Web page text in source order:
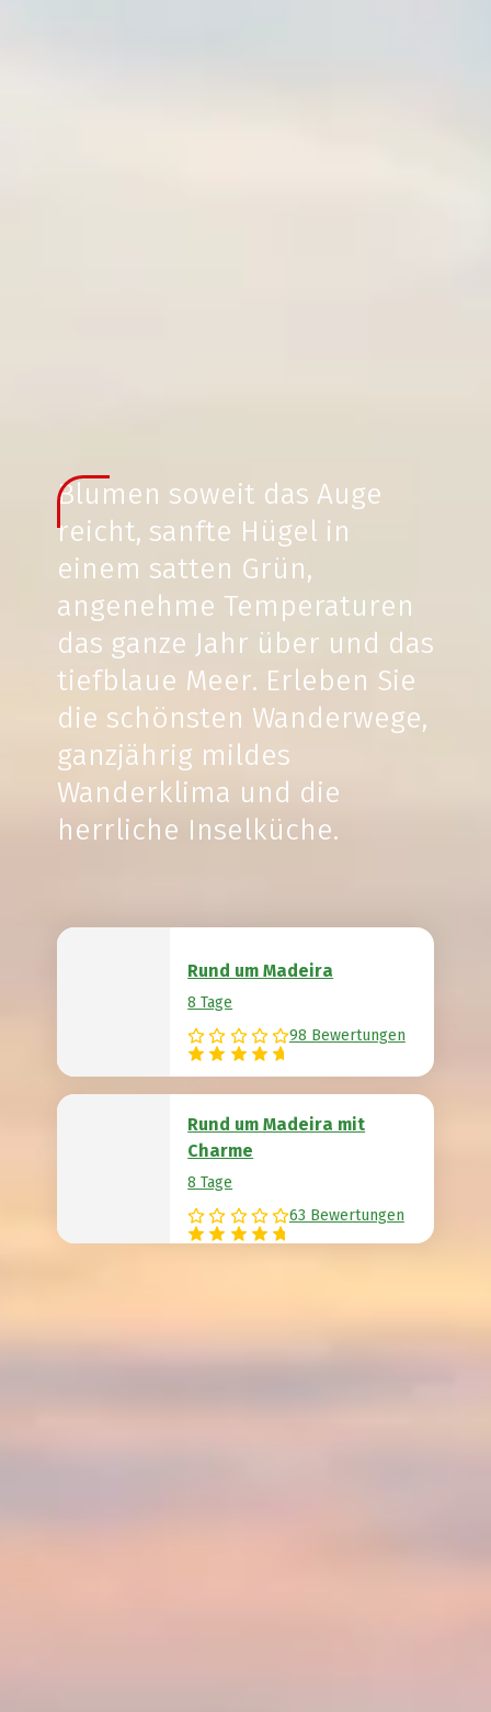
Blumen soweit das Auge
reicht, sanfte Hügel in
einem satten Grün,
angenehme Temperaturen
das ganze Jahr über und das
tiefblaue Meer. Erleben Sie
die schönsten Wanderwege,
ganzjährig mildes
Wanderklima und die
herrliche Inselküche.
Rund um Madeira
8 Tage
98 Bewertungen
Rund um Madeira mit
Charme
8 Tage
63 Bewertungen